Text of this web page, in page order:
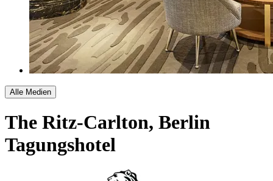
Alle Medien
The Ritz-Carlton, Berlin
Tagungshotel